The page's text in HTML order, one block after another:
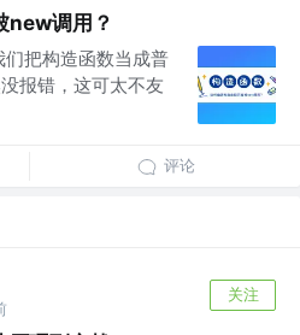
new调用？
把构造函数当成普
报错，这可太不友
评论
关注